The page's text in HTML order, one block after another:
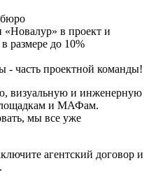
«Новалур» в проект и
размере до 10%
- часть проектной команды!
визуальную и инженерную
и МАФам.
мы все уже
агентский договор и